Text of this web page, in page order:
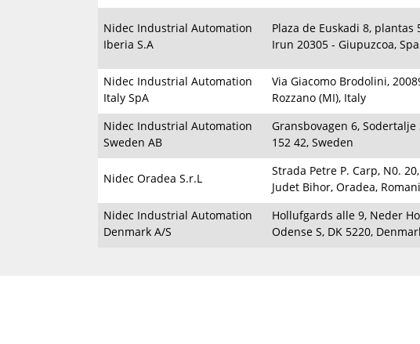
Nidec Industrial Automation
Iberia S.A
Plaza de Euskadi 8, plantas
Irun 20305 - Giupuzcoa,
Nidec Industrial Automation
Italy SpA
Via Giacomo Brodolini,
Rozzano (MI), Italy
Nidec Industrial Automation
Sweden AB
Gransbovagen 6, Sodertalje
152 42, Sweden
Nidec Oradea S.r.L
Strada Petre P. Carp, N0. 20,
Judet Bihor, Oradea,
Nidec Industrial Automation
Denmark A/S
Hollufgards alle 9, Neder
Odense S, DK 5220,